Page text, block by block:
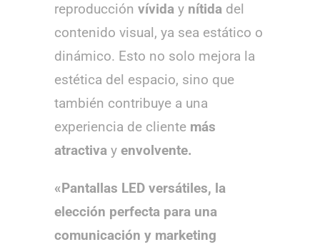
reproducción víviday nítidadel
contenido visual, ya sea estático o
dinámico. Esto no solo mejora la
estética del espacio, sino que
también contribuye a una
experiencia de cliente más
atractivay envolvente.
«Pantallas LED versátiles, la
elección perfecta para una
comunicación y marketing